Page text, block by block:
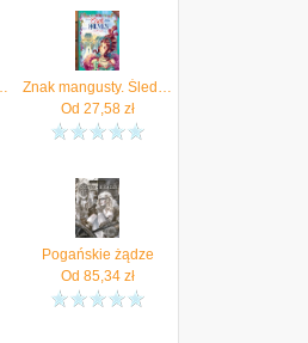
Holmes. Tom 7
Znak mangusty. Śledztwa Enoli Holmes. Tom 9
Od 27,58zł
Pogańskie żądze
Od 85,34zł